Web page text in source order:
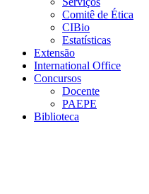
Comitê de Ética
CIBio
Estatísticas
Extensão
International Office
Concursos
Docente
PAEPE
Biblioteca